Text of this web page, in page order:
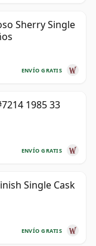
Sherry Single
ENVÍO GRATIS
1985 33
ENVÍO GRATIS
Single Cask
ENVÍO GRATIS